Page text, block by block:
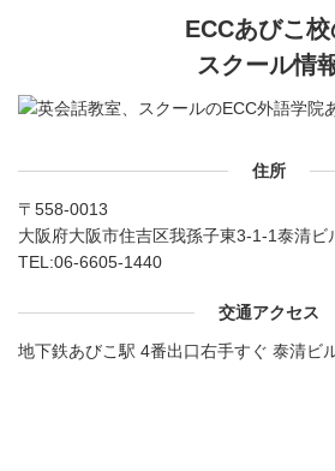
ECCあびこ校
スクール情
住所
〒558-0013
大阪府大阪市住吉区我孫子東3-1-1泰清ビ
TEL:06-6605-1440
交通アクセス
地下鉄あびこ駅 4番出口右手すぐ 泰清ビ